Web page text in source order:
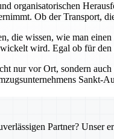
organisatorischen
Ob der Transport,
die wissen, wie man
wird. Egal ob für
nur vor Ort, sondern
Sankt-
Partner? Unser